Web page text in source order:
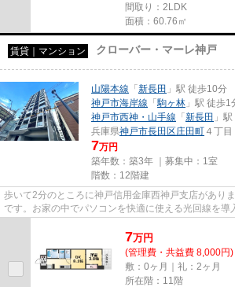
間取り：2LDK
面積：60.76㎡
賃貸｜マンション クローバー・マーレ神戸
山陽本線 「 新長田 」駅 徒歩10分
神戸市海岸線 「駒ヶ林 」駅 徒歩1
神戸市西神・山手線 「 新長田 」
兵庫県神戸市長田区庄田町 ４丁目
7万円
築年数：築3年 ｜募集中： 1室
階数：12階建
歩いて2分のところに神戸信用金庫西神戸支店があり
です。お家の中でパソコンを快適に使える光回線を導
7万円
(管理費・共益費 8,000円)
敷：0ヶ月｜礼：2ヶ月
所在階：11階